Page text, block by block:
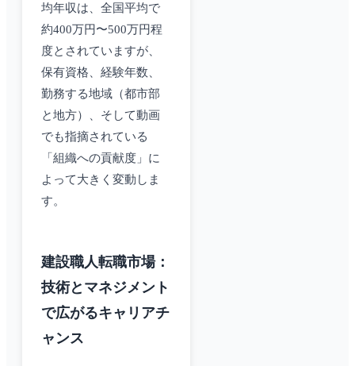
均年収は、全国平均で
約400万円〜500万円程
度とされていますが、
保有資格、経験年数、
勤務する地域（都市部
と地方）、そして動画
でも指摘されている
「組織への貢献度」に
よって大きく変動しま
す。
建設職人転職市場：
技術とマネジメント
で広がるキャリアチ
ャンス